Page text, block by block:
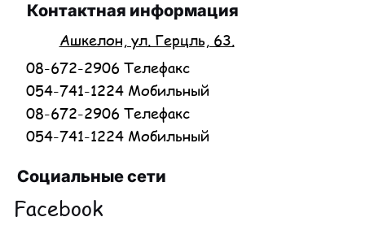
Социальные сети
Facebook
Контактная информация
Ашкелон, ул. Герцль, 63.
08-672-2906 Телефакс
054-741-1224 Мобильный
08-672-2906 Телефакс
054-741-1224 Мобильный